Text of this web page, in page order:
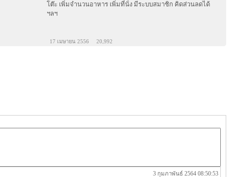
โต๊ะ เพิ่มจำนวนอาหาร เพิ่มที่นั่ง มีระบบสมาชิก คิดส่วนลดได้
ฯลฯ
17 เมษายน 2556 20,992
3 กุมภาพันธ์ 2564 08:50:53